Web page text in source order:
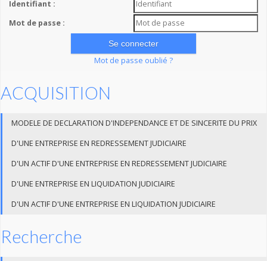
Identifiant :
Mot de passe :
Mot de passe oublié ?
ACQUISITION
MODELE DE DECLARATION D'INDEPENDANCE ET DE SINCERITE DU PRIX
D'UNE ENTREPRISE EN REDRESSEMENT JUDICIAIRE
D'UN ACTIF D'UNE ENTREPRISE EN REDRESSEMENT JUDICIAIRE
D'UNE ENTREPRISE EN LIQUIDATION JUDICIAIRE
D'UN ACTIF D'UNE ENTREPRISE EN LIQUIDATION JUDICIAIRE
Recherche